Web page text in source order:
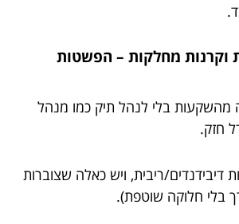
וקרנות מחלקות – הפשטות
מהשקעות בלי לנהל תיק כמו מנהל
חזק.
דיבידנדים/ריבית, ויש כאלה שצוברות
בלי חלוקה שוטפת).